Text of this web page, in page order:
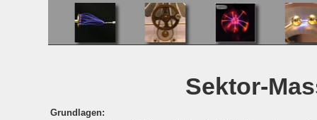
Sektor-
Grundlagen: